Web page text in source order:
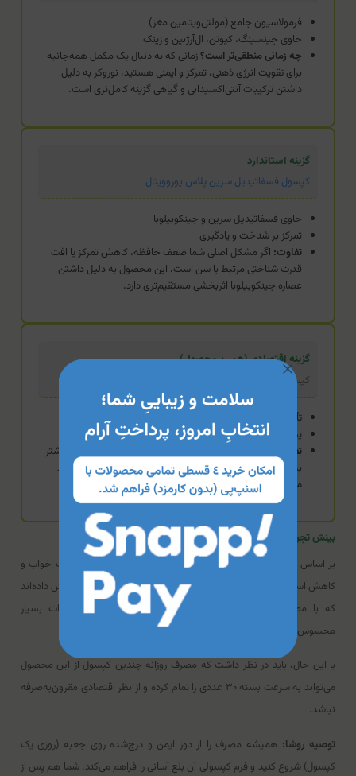
فرمولاسیون جامع (مولتی‌ویتامین مغز)
حاوی جینسینگ، کیوتن، ال‌آرژنین و زینک
چه زمانی منطقی‌تر است؟زمانی که به دنبال یک مکمل همه‌جانبه
برای تقویت انرژی ذهنی، تمرکز و ایمنی هستید، نوروکر به دلیل
داشتن ترکیبات آنتی‌اکسیدانی و گیاهی گزینه کامل‌تری است.
گزینه استاندارد
کپسول فسفاتیدیل سرین پلاس یوروویتال
حاوی فسفاتیدیل سرین و جینکوبیلوبا
تمرکز بر شناخت و یادگیری
تفاوت: اگر مشکل اصلی شما ضعف حافظه، کاهش تمرکز یا افت
قدرت شناختی مرتبط با سن است، این محصول به دلیل داشتن
عصاره جینکوبیلوبا اثربخشی مستقیم‌تری دارد.
گزینه اقتصادی (همین محصول)
کپسول گلایسین 1000 یوروویتال
تأمین ۱۰۰۰ میلی‌گرم اسید آمینه خالص
پشتیبانی پایه از خواب و سیستم عصبی
تفاوت:
گزینه‌ای تک‌ماده‌ای، بسیار ایمن و مقرون‌به‌صرفه که بیشتر
به عنوان مکمل پایه‌ای برای آرامش اعصاب و ورزشکاران پیشنهاد
می‌شود.
بینش تجربه کاربری گلایسین 1000 یوروویتال
بر اساس بازخوردها، کاربران از اثرگذاری بالای گلایسین در بهبود کیفیت خواب و
کاهش استرس رضایت چشمگیری داشته‌اند. برخی مصرف‌کنندگان گزارش داده‌اند
که با مصرف مقادیر بالاتر (طبق تجویز پزشک تا چند گرم)، اثرات بسیار
محسوس‌تری در تنظیم خواب و حتی تمرکز تجربه کرده‌اند.
با این حال، باید در نظر داشت که مصرف روزانه چندین کپسول از این محصول
می‌تواند به سرعت بسته ۳۰ عددی را تمام کرده و از نظر اقتصادی مقرون‌به‌صرفه
نباشد.
توصیه روشا: همیشه مصرف را از دوز ایمن و درج‌شده روی جعبه (روزی یک
کپسول) شروع کنید و فرم کپسولی آن بلع آسانی را فراهم می‌کند. شما هم پس از